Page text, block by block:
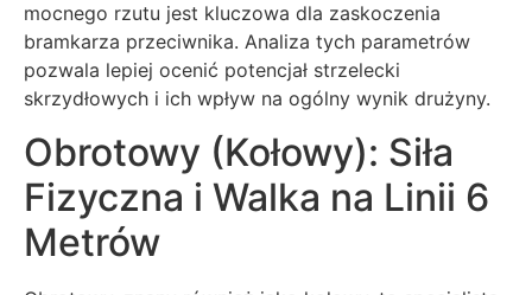
mocnego rzutu jest kluczowa dla zaskoczenia
bramkarza przeciwnika. Analiza tych parametrów
pozwala lepiej ocenić potencjał strzelecki
skrzydłowych i ich wpływ na ogólny wynik drużyny.
Obrotowy (Kołowy): Siła
Fizyczna i Walka na Linii 6
Metrów